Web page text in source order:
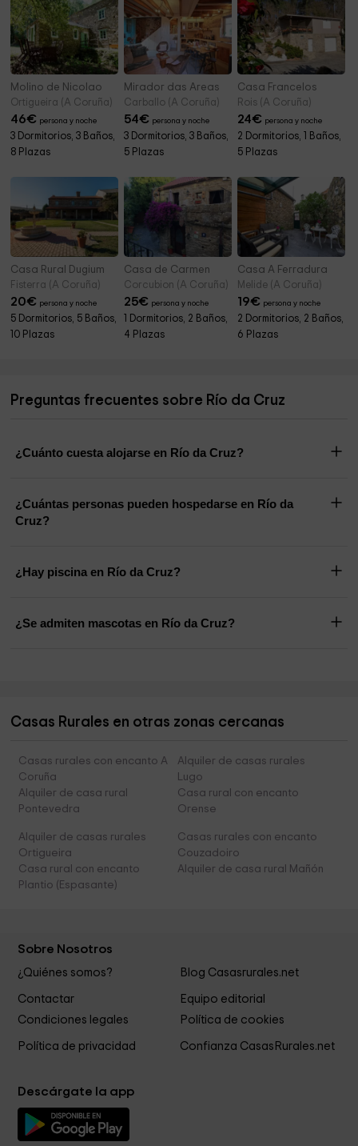
Molino de Nicolao
Ortigueira (A Coruña)
46€ persona y noche
3 Dormitorios, 3 Baños,
8 Plazas
Mirador das Areas
Carballo (A Coruña)
54€ persona y noche
3 Dormitorios, 3 Baños,
5 Plazas
Casa Francelos
Rois (A Coruña)
24€ persona y noche
2 Dormitorios, 1 Baños,
5 Plazas
Casa Rural Dugium
Fisterra (A Coruña)
20€ persona y noche
5 Dormitorios, 5 Baños,
10 Plazas
Casa de Carmen
Corcubion (A Coruña)
25€ persona y noche
1 Dormitorios, 2 Baños,
4 Plazas
Casa A Ferradura
Melide (A Coruña)
19€ persona y noche
2 Dormitorios, 2 Baños,
6 Plazas
Preguntas frecuentes sobre Río da Cruz
¿Cuánto cuesta alojarse en Río da Cruz?
¿Cuántas personas pueden hospedarse en Río da
Cruz?
¿Hay piscina en Río da Cruz?
¿Se admiten mascotas en Río da Cruz?
Casas Rurales en otras zonas cercanas
Casas rurales con encanto A
Coruña
Alquiler de casas rurales
Lugo
Alquiler de casa rural
Pontevedra
Casa rural con encanto
Orense
Alquiler de casas rurales
Ortigueira
Casas rurales con encanto
Couzadoiro
Casa rural con encanto
Plantio (Espasante)
Alquiler de casa rural Mañón
Sobre Nosotros
¿Quiénes somos? Blog Casasrurales.net
Contactar
Equipo editorial
Condiciones legales
Política de cookies
Política de privacidad Confianza CasasRurales.net
Descárgate la app